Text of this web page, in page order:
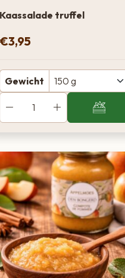
Kaassalade truffel
€3,95
Gewicht